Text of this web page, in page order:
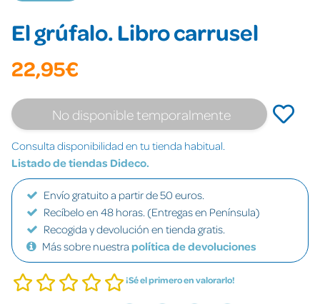
El grúfalo. Libro carrusel
22,95€
No disponible temporalmente
Consulta disponibilidad en tu tienda habitual.
Listado de tiendas Dideco.
Envío gratuito a partir de 50 euros.
Recíbelo en 48 horas. (Entregas en Península)
Recogida y devolución en tienda gratis.
Más sobre nuestra política de devoluciones
¡Sé el primero en valorarlo!